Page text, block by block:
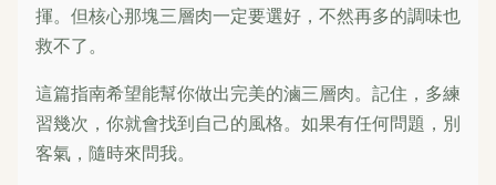
揮。但核心那塊三層肉一定要選好，不然再多的調味也
救不了。
這篇指南希望能幫你做出完美的滷三層肉。記住，多練
習幾次，你就會找到自己的風格。如果有任何問題，別
客氣，隨時來問我。